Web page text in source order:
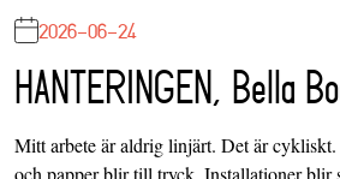
2026-06-24
HANTERINGEN, Bella
Mitt arbete är aldrig linjärt. Det är
och papper blir till tryck. Installationer blir